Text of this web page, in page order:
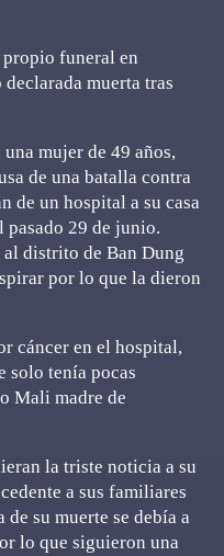
propio funeral en
muerta tras
mujer de 49 años,
de una batalla contra
de un hospital a su casa
29 de junio.
distrito de Ban Dung
por lo que la dieron
cáncer en el hospital,
solo tenía pocas
Mali madre de
la triste noticia a su
a sus familiares
su muerte se debía a
lo que siguieron una